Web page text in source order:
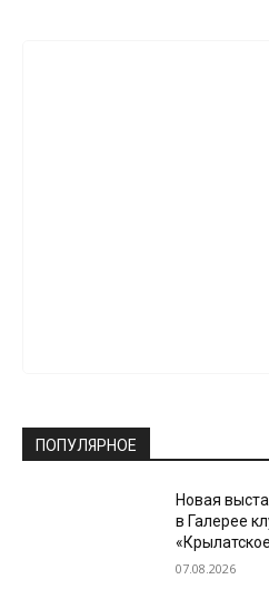
ПОПУЛЯРНОЕ
Новая
в Галерее
07.08.2026